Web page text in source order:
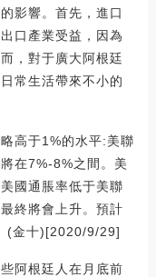
影響。首先，進口
口產業受益，因為
，對于廣大阿根廷
常生活帶來不小的
高于1%的水平:美聯
在7%-8%之間。美
國通脹率低于美聯
終將會上升。預計
(金十)[2020/9/29]
阿根廷人在月底前